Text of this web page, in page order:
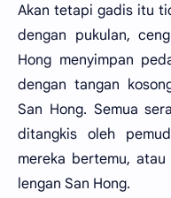
Akan tetapi gadis itu
dengan pukulan,
Hong menyimpan
dengan tangan
San Hong. Semua
ditangkis oleh
mereka bertemu,
lengan San Hong.